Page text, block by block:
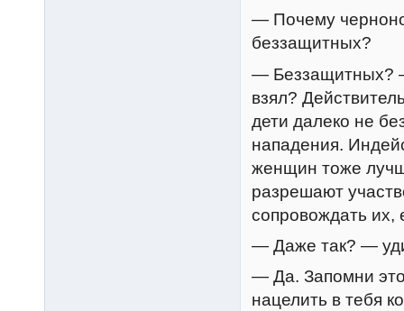
— Почему
беззащитных?
— Беззащитных?
взял?
дети далеко не
нападения.
женщин тоже
разрешают
сопровождать
— Даже так? —
— Да. Запомни
нацелить в тебя